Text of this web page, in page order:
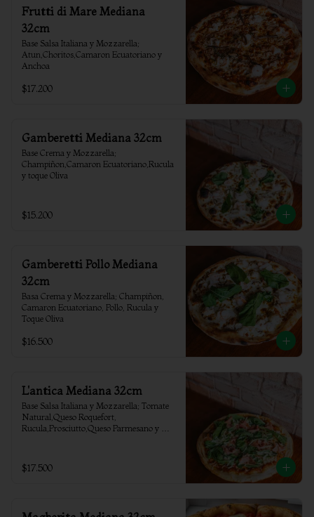
Frutti di Mare Mediana
32cm
Base Salsa Italiana y Mozzarella;
Atun,Choritos,Camaron Ecuatoriano y
Anchoa
$17.200
Gamberetti Mediana 32cm
Base Crema y Mozzarella;
Champiñon,Camaron Ecuatoriano,Rucula
y toque Oliva
$15.200
Gamberetti Pollo Mediana
32cm
Basa Crema y Mozzarella; Champiñon,
Camaron Ecuatoriano, Pollo, Rucula y
Toque Oliva
$16.500
L'antica Mediana 32cm
Base Salsa Italiana y Mozzarella; Tomate
Natural,Queso Roquefort,
Rucula,Prosciutto,Queso Parmesano y
$17.500